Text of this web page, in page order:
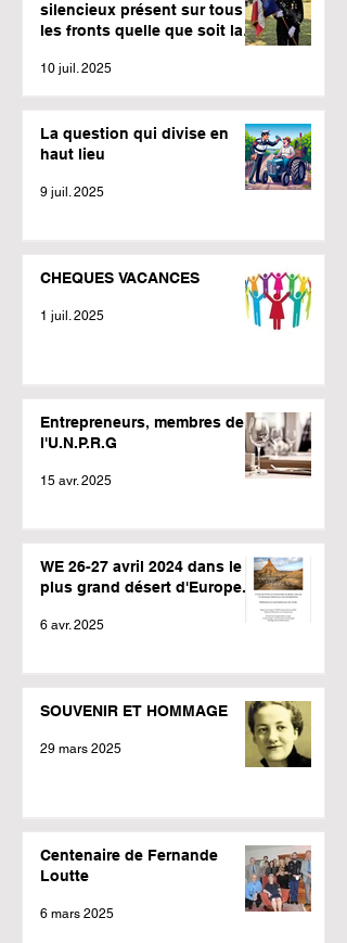
silencieux présent sur tous
les fronts quelle que soit la
10 juil. 2025
La question qui divise en
haut lieu
9 juil. 2025
CHEQUES VACANCES
1 juil. 2025
Entrepreneurs, membres de
l'U.N.P.R.G
15 avr. 2025
WE 26-27 avril 2024 dans le
plus grand désert d'Europe.
6 avr. 2025
SOUVENIR ET HOMMAGE
29 mars 2025
Centenaire de Fernande
Loutte
6 mars 2025